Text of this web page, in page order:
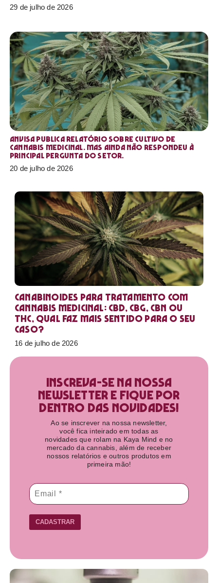
29 de julho de 2026
Anvisa publica relatório sobre cultivo de
Cannabis medicinal. Mas ainda não respondeu à
principal pergunta do setor.
20 de julho de 2026
Canabinoides para tratamento com
cannabis medicinal: CBD, CBG, CBN ou
THC, qual faz mais sentido para o seu
caso?
16 de julho de 2026
Inscreva-se na nossa
newsletter e fique por
dentro das novidades!​
Ao se inscrever na nossa newsletter,
você fica inteirado em todas as
novidades que rolam na Kaya Mind e no
mercado da cannabis, além de receber
nossos relatórios e outros produtos em
primeira mão!
CADASTRAR